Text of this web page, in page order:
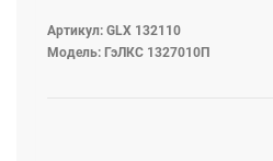
Артикул: GLX 132110
Модель: ГэЛКС 1327010П